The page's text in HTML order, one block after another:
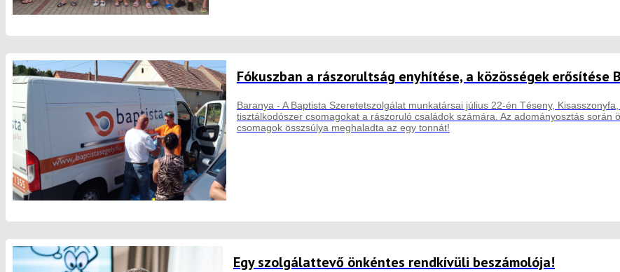
Fókuszban a rászorultság enyhítése, a közösségek erősítése
Baranya - A Baptista Szeretetszolgálat munkatársai július 22-én Téseny,
tisztálkodószer csomagokat a rászoruló családok számára. Az adományosztás
csomagok összsúlya meghaladta az egy tonnát!
Egy szolgálattevő önkéntes rendkívüli beszámolója!